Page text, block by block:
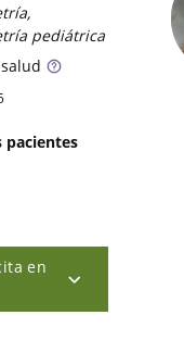
pediátrica
pacientes
en